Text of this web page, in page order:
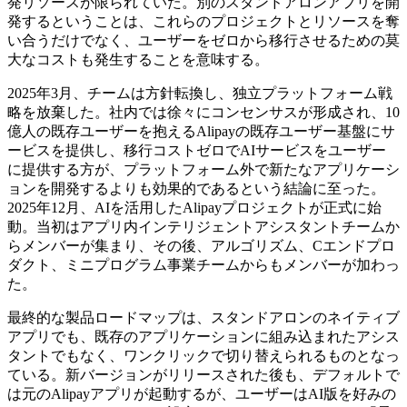
発するということは、これらのプロジェクトとリソースを奪
い合うだけでなく、ユーザーをゼロから移行させるための莫
大なコストも発生することを意味する。
2025年3月、チームは方針転換し、独立プラットフォーム戦
略を放棄した。社内では徐々にコンセンサスが形成され、10
億人の既存ユーザーを抱えるAlipayの既存ユーザー基盤にサ
ービスを提供し、移行コストゼロでAIサービスをユーザー
に提供する方が、プラットフォーム外で新たなアプリケーシ
ョンを開発するよりも効果的であるという結論に至った。
2025年12月、AIを活用したAlipayプロジェクトが正式に始
動。当初はアプリ内インテリジェントアシスタントチームか
らメンバーが集まり、その後、アルゴリズム、Cエンドプロ
ダクト、ミニプログラム事業チームからもメンバーが加わっ
た。
最終的な製品ロードマップは、スタンドアロンのネイティブ
アプリでも、既存のアプリケーションに組み込まれたアシス
タントでもなく、ワンクリックで切り替えられるものとなっ
ている。新バージョンがリリースされた後も、デフォルトで
は元のAlipayアプリが起動するが、ユーザーはAI版を好みの